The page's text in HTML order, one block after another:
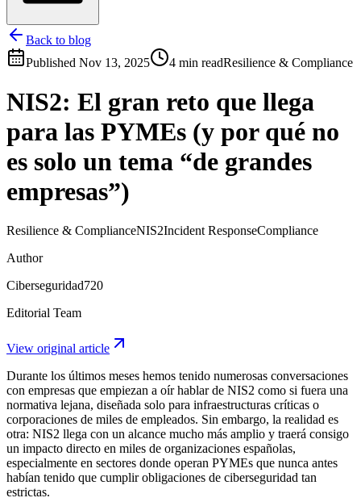
Back to blog
Published Nov 13, 2025 4 min readResilience & Compliance
NIS2: El gran reto que llega
para las PYMEs (y por qué no
es solo un tema “de grandes
empresas”)
Resilience & ComplianceNIS2Incident ResponseCompliance
Author
Ciberseguridad720
Editorial Team
View original article
Durante los últimos meses hemos tenido numerosas conversaciones
con empresas que empiezan a oír hablar de NIS2 como si fuera una
normativa lejana, diseñada solo para infraestructuras críticas o
corporaciones de miles de empleados. Sin embargo, la realidad es
otra: NIS2 llega con un alcance mucho más amplio y traerá consigo
un impacto directo en miles de organizaciones españolas,
especialmente en sectores donde operan PYMEs que nunca antes
habían tenido que cumplir obligaciones de ciberseguridad tan
estrictas.